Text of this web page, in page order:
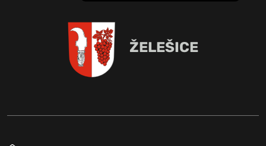
ŽELEŠICE